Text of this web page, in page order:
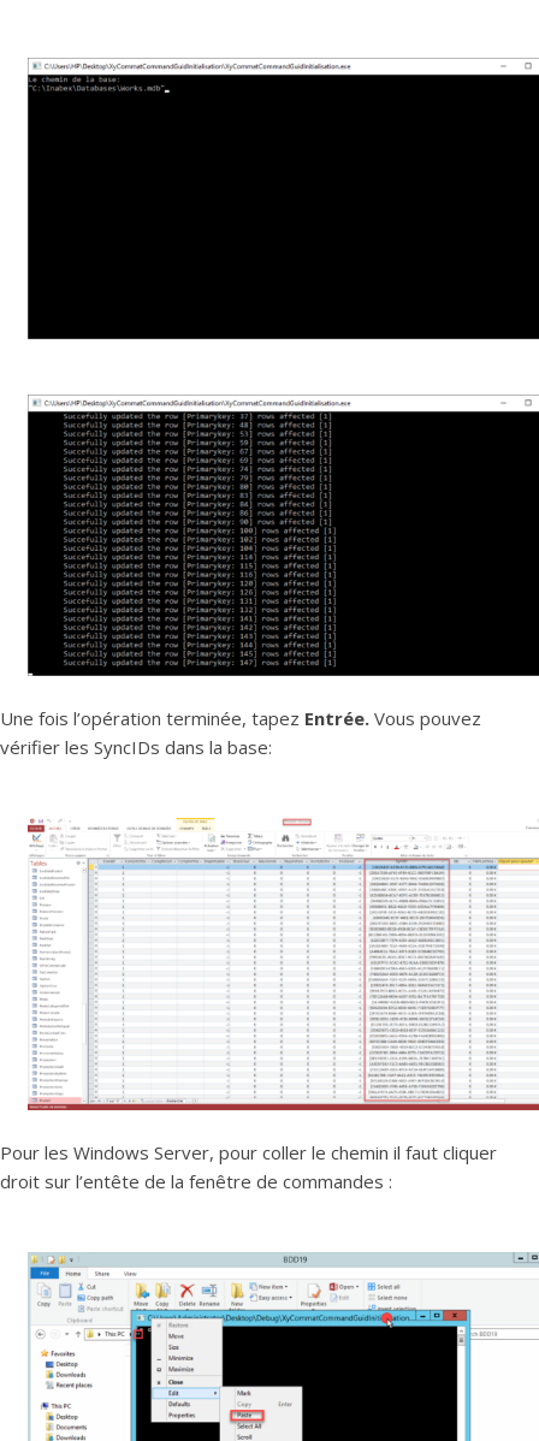
Une fois l’opération terminée, tapez Entrée. Vous pouvez
vérifier les SyncIDs dans la base:
Pour les Windows Server, pour coller le chemin il faut cliquer
droit sur l’entête de la fenêtre de commandes :